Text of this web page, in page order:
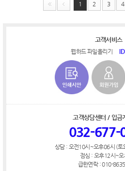
1 2 3 4
고객서비스
웹하드 파일올리기
고객상담센터 / 입금
032-677-
상담 : 오전10시~오후06시 (토
점심 : 오후12시~오
급한연락 : 010-